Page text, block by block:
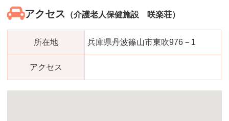
アクセス （介護老人保健施設 咲楽荘）
所在地 兵庫県丹波篠山市東吹976－1
アクセス